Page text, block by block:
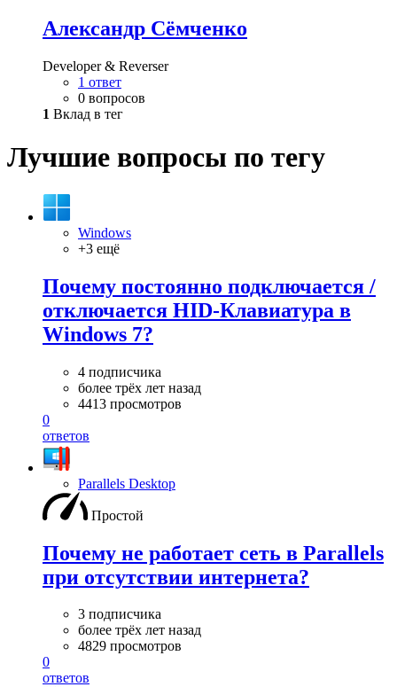
Александр Сёмченко
Developer & Reverser
1 ответ
0 вопросов
1 Вклад в тег
Лучшие вопросы по тегу
Windows
+3 ещё
Почему постоянно подключается /
отключается HID-Клавиатура в
Windows 7?
4 подписчика
более трёх лет назад
4413 просмотров
0
ответов
Parallels Desktop
Простой
Почему не работает сеть в Parallels
при отсутствии интернета?
3 подписчика
более трёх лет назад
4829 просмотров
0
ответов